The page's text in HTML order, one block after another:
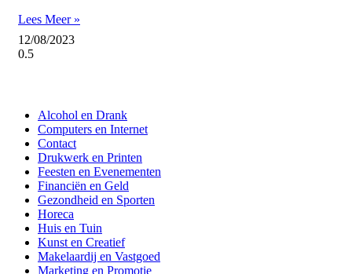
Lees Meer »
12/08/2023
Alcohol en Drank
Computers en Internet
Contact
Drukwerk en Printen
Feesten en Evenementen
Financiën en Geld
Gezondheid en Sporten
Horeca
Huis en Tuin
Kunst en Creatief
Makelaardij en Vastgoed
Marketing en Promotie